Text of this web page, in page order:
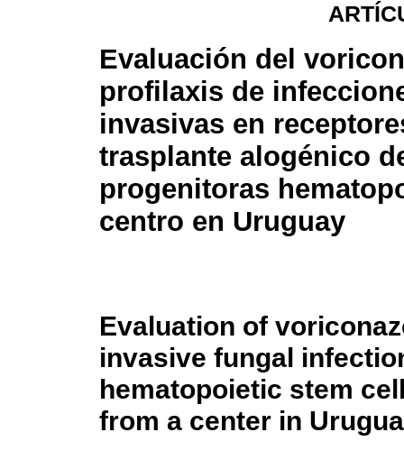
Evaluación del
profilaxis de
invasivas en
trasplante alogénico
progenitoras
centro en Uruguay
Evaluation of
invasive fungal
hematopoietic stem
from a center in